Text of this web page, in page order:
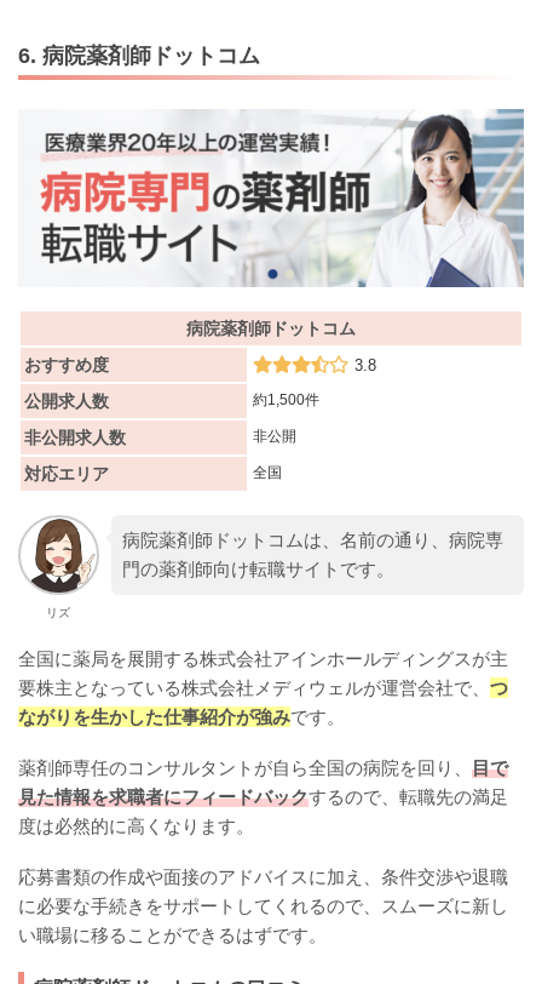
6. 病院薬剤師ドットコム
病院薬剤師ドットコム
おすすめ度
3.8
公開求人数 約1,500件
非公開求人数 非公開
対応エリア 全国
リズ
病院薬剤師ドットコムは、名前の通り、病院専
門の薬剤師向け転職サイトです。
全国に薬局を展開する株式会社アインホールディングスが主
要株主となっている株式会社メディウェルが運営会社で、 つ
ながりを生かした仕事紹介が強みです。
薬剤師専任のコンサルタントが自ら全国の病院を回り、 目で
見た情報を求職者にフィードバックするので、転職先の満足
度は必然的に高くなります。
応募書類の作成や面接のアドバイスに加え、条件交渉や退職
に必要な手続きをサポートしてくれるので、スムーズに新し
い職場に移ることができるはずです。